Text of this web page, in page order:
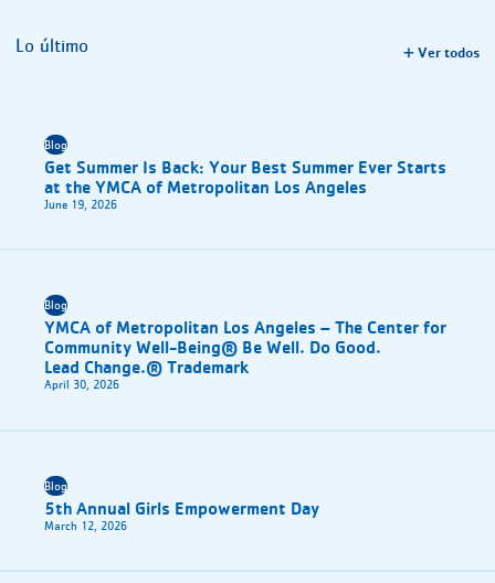
Lo último Ver todos
Blog
Get Summer Is Back: Your Best Summer Ever Starts
at the YMCA of Metropolitan Los Angeles
June 19, 2026
Blog
YMCA of Metropolitan Los Angeles – The Center for
Community Well-Being® Be Well. Do Good.
Lead Change.® Trademark
April 30, 2026
Blog
5th Annual Girls Empowerment Day
March 12, 2026